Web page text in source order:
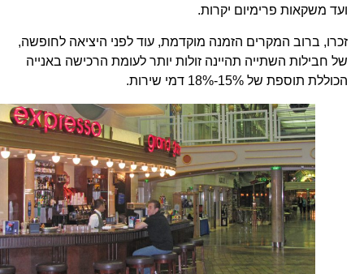
ועד משקאות פרימיום יקרות.
זכרו, ברוב המקרים הזמנה מוקדמת, עוד לפני היציאה לחופשה,
של חבילות השתייה תהיינה זולות יותר לעומת הרכישה באנייה
הכוללת תוספת של 15%-18% דמי שירות.